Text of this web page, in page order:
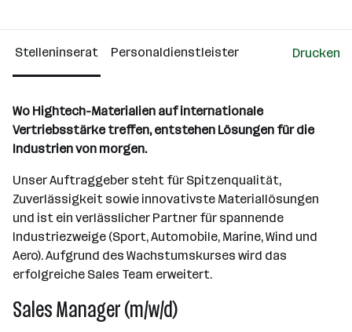
Stelleninserat Personaldienstleister Drucken
Wo Hightech-Materialien auf internationale
Vertriebsstärke treffen, entstehen Lösungen für die
Industrien von morgen.
Unser Auftraggeber steht für Spitzenqualität,
Zuverlässigkeit sowie innovativste Materiallösungen
und ist ein verlässlicher Partner für spannende
Industriezweige (Sport, Automobile, Marine, Wind und
Aero). Aufgrund des Wachstumskurses wird das
erfolgreiche Sales Team erweitert.
Sales Manager (m/w/d)